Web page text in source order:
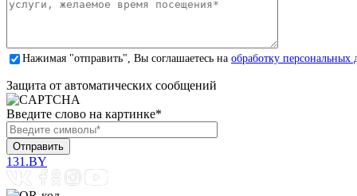
Нажимая "отправить", Вы соглашаетесь на обработку персональных
Защита от автоматических сообщений
Введите слово на картинке*
131.BY